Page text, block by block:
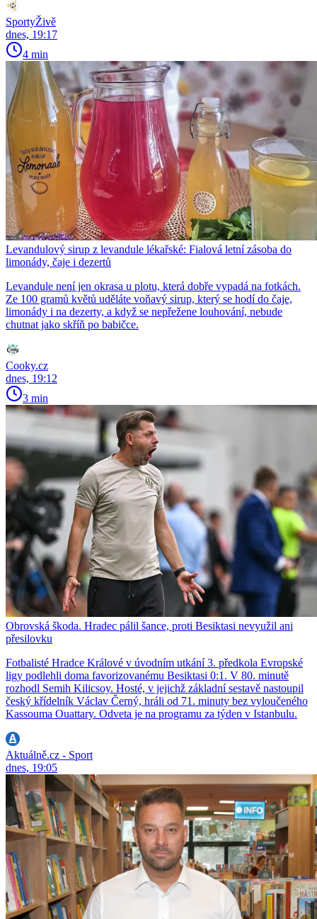
SportyŽivě
dnes, 19:17
4 min
Levandulový sirup z levandule lékařské: Fialová letní zásoba do
limonády, čaje i dezertů
Levandule není jen okrasa u plotu, která dobře vypadá na fotkách.
Ze 100 gramů květů uděláte voňavý sirup, který se hodí do čaje,
limonády i na dezerty, a když se nepřežene louhování, nebude
chutnat jako skříň po babičce.
Cooky.cz
dnes, 19:12
3 min
Obrovská škoda. Hradec pálil šance, proti Besiktasi nevyužil ani
přesilovku
Fotbalisté Hradce Králové v úvodním utkání 3. předkola Evropské
ligy podlehli doma favorizovanému Besiktasi 0:1. V 80. minutě
rozhodl Semih Kilicsoy. Hosté, v jejichž základní sestavě nastoupil
český křídelník Václav Černý, hráli od 71. minuty bez vyloučeného
Kassouma Ouattary. Odveta je na programu za týden v Istanbulu.
Aktuálně.cz - Sport
dnes, 19:05